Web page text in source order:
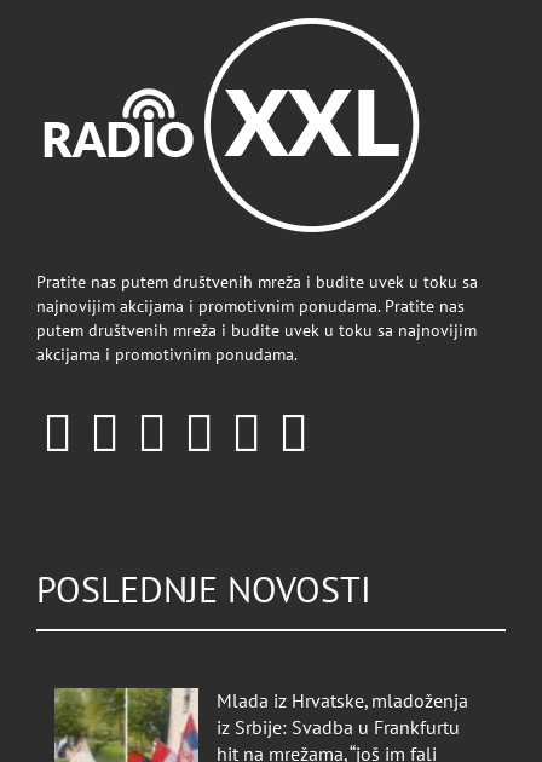
Pratite nas putem društvenih mreža i budite uvek u toku sa
najnovijim akcijama i promotivnim ponudama. Pratite nas
putem društvenih mreža i budite uvek u toku sa najnovijim
akcijama i promotivnim ponudama.
POSLEDNJE NOVOSTI
Mlada iz Hrvatske, mladoženja
iz Srbije: Svadba u Frankfurtu
hit na mrežama, “još im fali